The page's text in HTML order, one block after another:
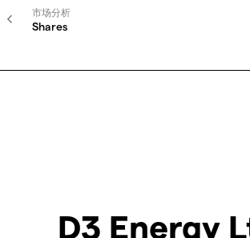
市场分析
Shares
D3 Energy